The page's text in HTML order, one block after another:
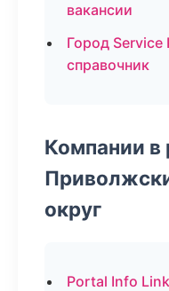
вакансии
Город
справочник
Компании в
округ
Portal Info